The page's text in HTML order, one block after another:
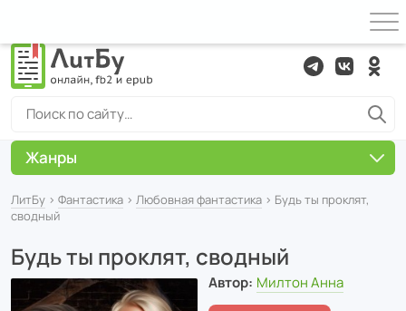
ЛитБу › Фантастика › Любовная фантастика › Будь ты проклят,
сводный
Будь ты проклят, сводный
Автор: Милтон Анна
Жанры